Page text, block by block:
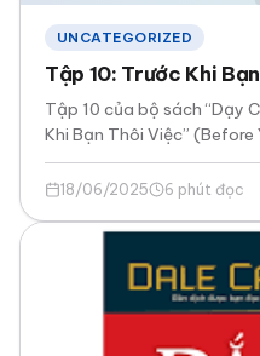
UNCATEGORIZED
Tập 10: Trước Khi
Tập 10 của bộ sách “Dạy
Khi Bạn Thôi Việc”
18/06/2025 6 phút đọc